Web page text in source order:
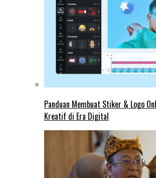
Panduan Membuat Stiker & Logo
Kreatif di Era Digital